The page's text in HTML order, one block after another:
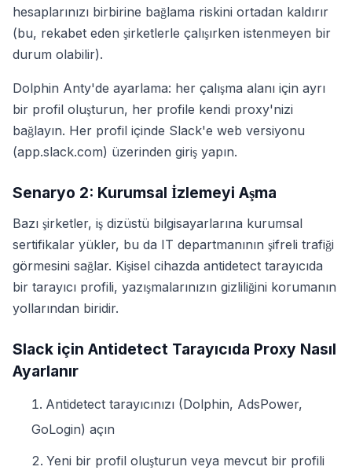
hesaplarınızı birbirine bağlama riskini ortadan kaldırır
(bu, rekabet eden şirketlerle çalışırken istenmeyen bir
durum olabilir).
Dolphin Anty'de ayarlama: her çalışma alanı için ayrı
bir profil oluşturun, her profile kendi proxy'nizi
bağlayın. Her profil içinde Slack'e web versiyonu
(app.slack.com) üzerinden giriş yapın.
Senaryo 2: Kurumsal İzlemeyi Aşma
Bazı şirketler, iş dizüstü bilgisayarlarına kurumsal
sertifikalar yükler, bu da IT departmanının şifreli trafiği
görmesini sağlar. Kişisel cihazda antidetect tarayıcıda
bir tarayıcı profili, yazışmalarınızın gizliliğini korumanın
yollarından biridir.
Slack için Antidetect Tarayıcıda Proxy Nasıl
Ayarlanır
Antidetect tarayıcınızı (Dolphin, AdsPower,
GoLogin) açın
Yeni bir profil oluşturun veya mevcut bir profili